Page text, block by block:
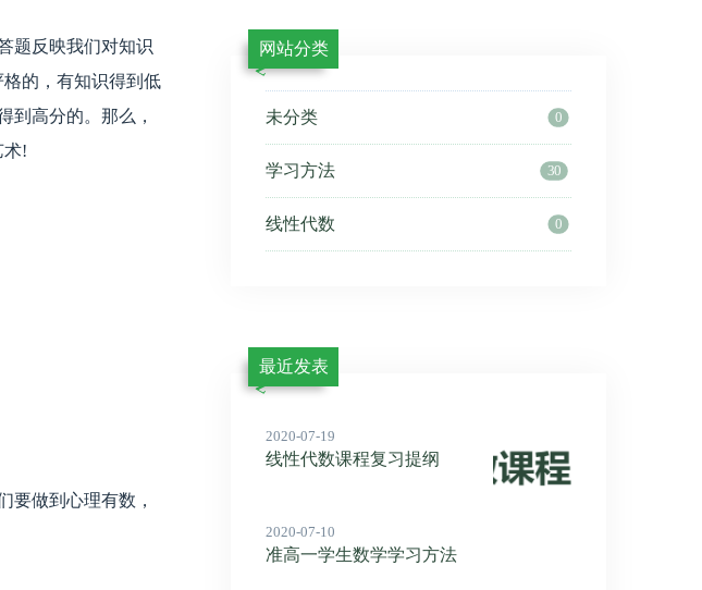
题反映我们对知识
的，有知识得到低
到高分的。那么，
术!
要做到心理有数，
网站分类
未分类 0
学习方法 30
线性代数 0
最近发表
2020-07-19
线性代数课程复习提纲
2020-07-10
准高一学生数学学习方法